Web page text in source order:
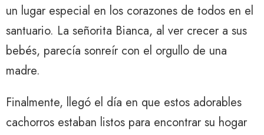
un lugar especial en los corazones de todos en el
santuario. La señorita Bianca, al ver crecer a sus
bebés, parecía sonreír con el orgullo de una
madre.
Finalmente, llegó el día en que estos adorables
cachorros estaban listos para encontrar su hogar